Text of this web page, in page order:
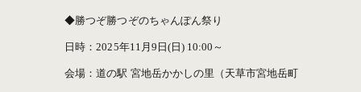
◆勝つぞ勝つぞのちゃんぽん祭り
日時：2025年11月9日(日) 10:00～
会場：道の駅 宮地岳かかしの里（天草市宮地岳町